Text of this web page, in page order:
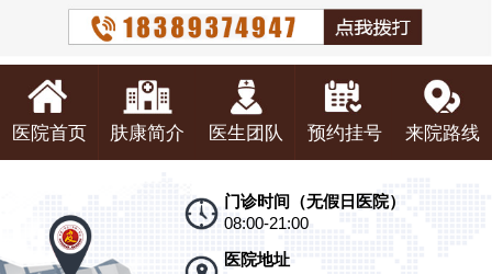
医院首页 肤康简介 医生团队 预约挂号 来院路线
门诊时间（无假日医院）
08:00-21:00
医院地址